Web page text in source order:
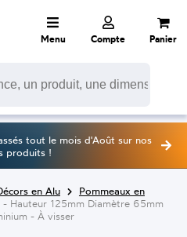
Menu Compte Panier
tout le mois d'Août sur nos
produits !
en Alu
Pommeaux en
Hauteur 125mm Diamètre 65mm
- À visser